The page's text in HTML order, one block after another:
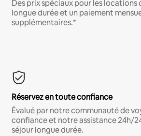
Des prix spéciaux pour les locations
longue durée et un paiement
supplémentaires.*
Réservez en toute confiance
Évalué par notre communauté de
confiance et notre assistance 24h/
séjour longue durée.